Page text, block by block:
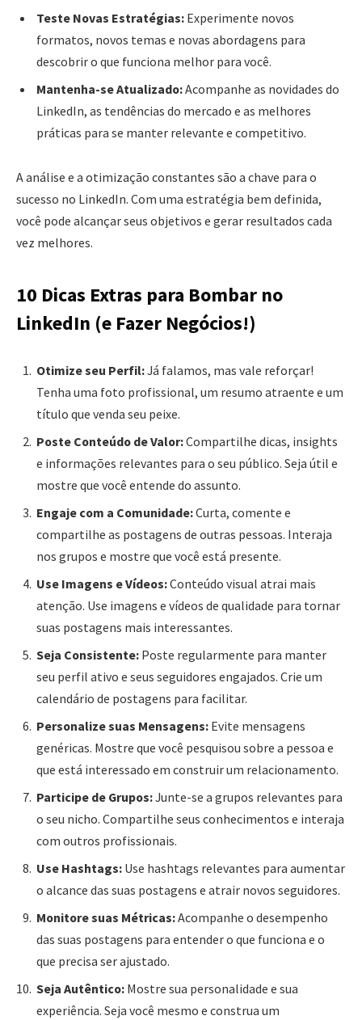
Teste Novas Estratégias: Experimente novos
formatos, novos temas e novas abordagens para
descobrir o que funciona melhor para você.
Mantenha-se Atualizado:Acompanhe as novidades do
LinkedIn, as tendências do mercado e as melhores
práticas para se manter relevante e competitivo.
A análise e a otimização constantes são a chave para o
sucesso no LinkedIn. Com uma estratégia bem definida,
você pode alcançar seus objetivos e gerar resultados cada
vez melhores.
10 Dicas Extras para Bombar no
LinkedIn (e Fazer Negócios!)
Otimize seu Perfil:Já falamos, mas vale reforçar!
Tenha uma foto profissional, um resumo atraente e um
título que venda seu peixe.
Poste Conteúdo de Valor:Compartilhe dicas, insights
e informações relevantes para o seu público. Seja útil e
mostre que você entende do assunto.
Engaje com a Comunidade:Curta, comente e
compartilhe as postagens de outras pessoas. Interaja
nos grupos e mostre que você está presente.
Use Imagens e Vídeos:Conteúdo visual atrai mais
atenção. Use imagens e vídeos de qualidade para tornar
suas postagens mais interessantes.
Seja Consistente: Poste regularmente para manter
seu perfil ativo e seus seguidores engajados. Crie um
calendário de postagens para facilitar.
Personalize suas Mensagens: Evite mensagens
genéricas. Mostre que você pesquisou sobre a pessoa e
que está interessado em construir um relacionamento.
Participe de Grupos:Junte-se a grupos relevantes para
o seu nicho. Compartilhe seus conhecimentos e interaja
com outros profissionais.
Use Hashtags: Use hashtags relevantes para aumentar
o alcance das suas postagens e atrair novos seguidores.
Monitore suas Métricas:Acompanhe o desempenho
das suas postagens para entender o que funciona e o
que precisa ser ajustado.
Seja Autêntico: Mostre sua personalidade e sua
experiência. Seja você mesmo e construa um